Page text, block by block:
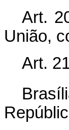
Art.
União,
Art.